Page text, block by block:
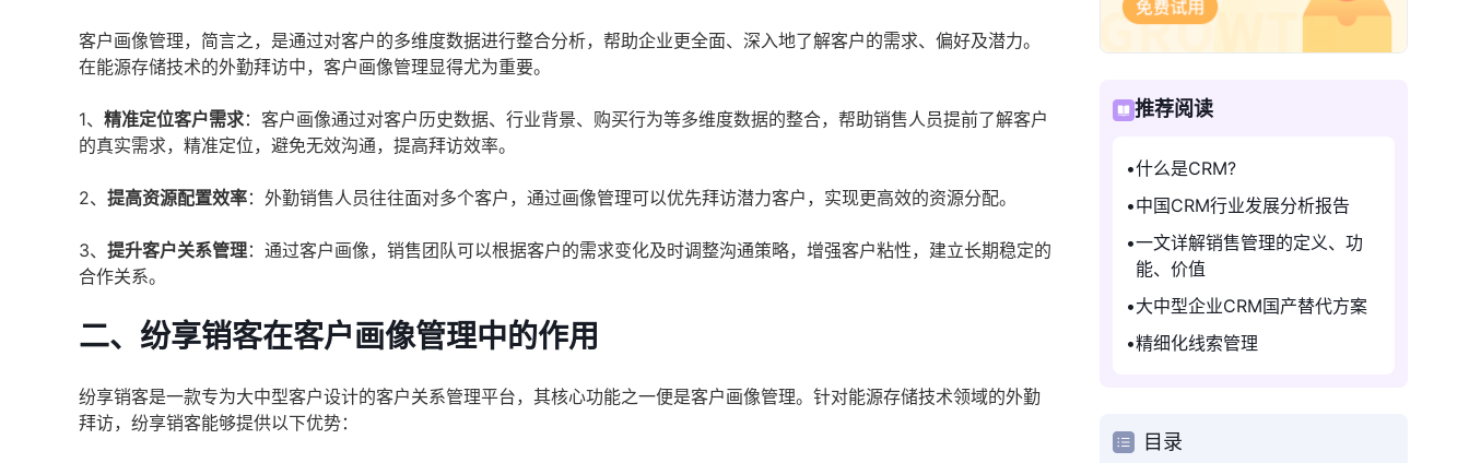
客户画像管理，简言之，是通过对客户的多维度数据进行整合分析，帮助企业更全面、深入地了解客户的需求、偏好及潜力。
在能源存储技术的外勤拜访中，客户画像管理显得尤为重要。
1、 精准定位客户需求：客户画像通过对客户历史数据、行业背景、购买行为等多维度数据的整合，帮助销售人员提前了解客户
的真实需求，精准定位，避免无效沟通，提高拜访效率。
2、 提高资源配置效率：外勤销售人员往往面对多个客户，通过画像管理可以优先拜访潜力客户，实现更高效的资源分配。
3、 提升客户关系管理：通过客户画像，销售团队可以根据客户的需求变化及时调整沟通策略，增强客户粘性，建立长期稳定的
合作关系。
二、纷享销客在客户画像管理中的作用
纷享销客是一款专为大中型客户设计的客户关系管理平台，其核心功能之一便是客户画像管理。针对能源存储技术领域的外勤
拜访，纷享销客能够提供以下优势：
推荐阅读
什么是CRM?
中国CRM行业发展分析报告
一文详解销售管理的定义、功
能、价值
大中型企业CRM国产替代方案
精细化线索管理
目录